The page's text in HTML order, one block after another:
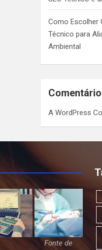
Como Escolher
Técnico para
Ambiental
A WordPress
Fonte de